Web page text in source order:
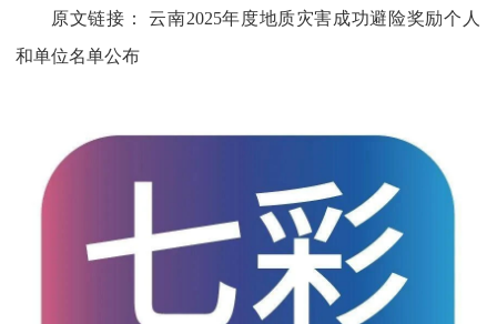
原文链接：
云南2025年度地质灾害成功避险奖励个人
和单位名单公布